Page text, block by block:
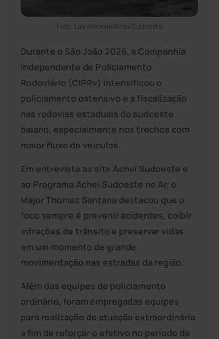
Foto: Lay Amorim/Achei Sudoeste
Durante o São João 2026, a Companhia
Independente de Policiamento
Rodoviário (CIPRv) intensificou o
policiamento ostensivo e a fiscalização
nas rodovias estaduais do sudoeste
baiano, especialmente nos trechos com
maior fluxo de veículos.
Em entrevista ao site Achei Sudoeste e
ao Programa Achei Sudoeste no Ar, o
Major Thomaz Santana destacou que o
foco sempre é prevenir acidentes, coibir
infrações de trânsito e preservar vidas
em um momento de grande
movimentação nas estradas da região.
Além das equipes de policiamento
ordinário, foram empregadas equipes
para realização de atuação extraordinária
a fim de reforçar o efetivo no período de